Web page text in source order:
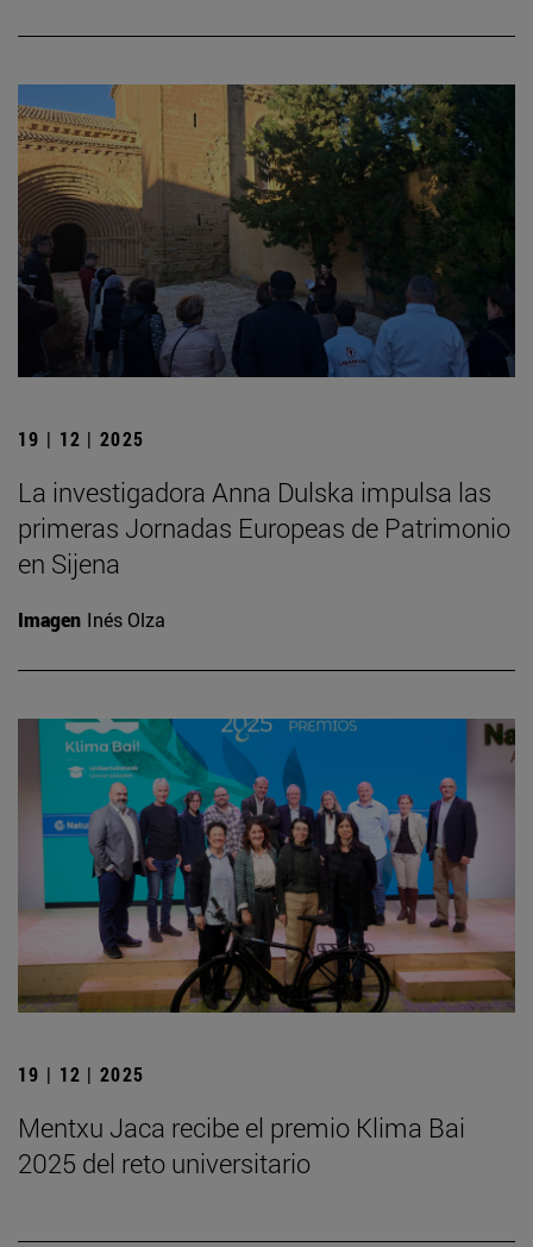
19 | 12 | 2025
La investigadora Anna Dulska impulsa las
primeras Jornadas Europeas de Patrimonio
en Sijena
Imagen Inés Olza
19 | 12 | 2025
Mentxu Jaca recibe el premio Klima Bai
2025 del reto universitario